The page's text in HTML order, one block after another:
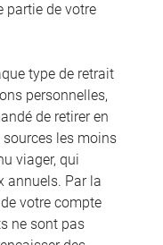
partie de votre
type de retrait
personnelles,
de retirer en
sources les moins
viager, qui
annuels. Par la
votre compte
ne sont pas